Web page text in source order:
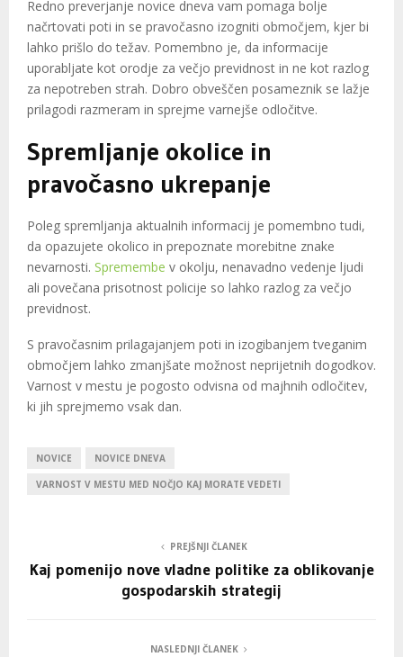
Redno preverjanje novice dneva vam pomaga bolje
načrtovati poti in se pravočasno izogniti območjem, kjer bi
lahko prišlo do težav. Pomembno je, da informacije
uporabljate kot orodje za večjo previdnost in ne kot razlog
za nepotreben strah. Dobro obveščen posameznik se lažje
prilagodi razmeram in sprejme varnejše odločitve.
Spremljanje okolice in
pravočasno ukrepanje
Poleg spremljanja aktualnih informacij je pomembno tudi,
da opazujete okolico in prepoznate morebitne znake
nevarnosti. Spremembe v okolju, nenavadno vedenje ljudi
ali povečana prisotnost policije so lahko razlog za večjo
previdnost.
S pravočasnim prilagajanjem poti in izogibanjem tveganim
območjem lahko zmanjšate možnost neprijetnih dogodkov.
Varnost v mestu je pogosto odvisna od majhnih odločitev,
ki jih sprejmemo vsak dan.
NOVICE NOVICE DNEVA
VARNOST V MESTU MED NOČJO KAJ MORATE VEDETI
PREJŠNJI ČLANEK
Kaj pomenijo nove vladne politike za oblikovanje
gospodarskih strategij
NASLEDNJI ČLANEK